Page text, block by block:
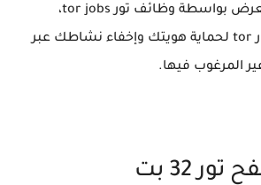
تم تطوير هذا المستعرض بواسطة وظائف تور tor jobs،
ويستخدم شبكة التور tor لحماية هويتك وإخفاء نشاطك عبر
المرغوب فيها.
32 بت